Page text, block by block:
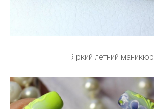
Яркий летний маникюр